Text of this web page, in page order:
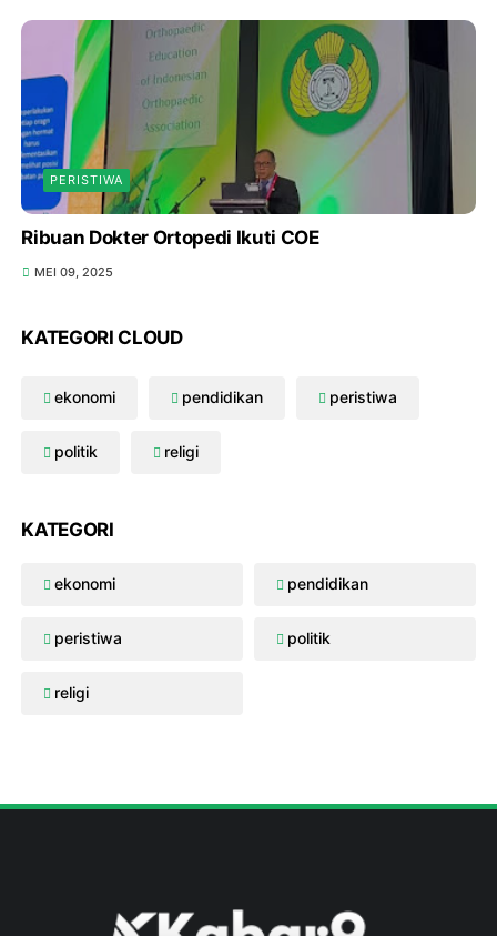
PERISTIWA
Ribuan Dokter Ortopedi Ikuti COE
MEI 09, 2025
KATEGORI CLOUD
ekonomi pendidikan peristiwa
politik religi
KATEGORI
ekonomi pendidikan
peristiwa politik
religi